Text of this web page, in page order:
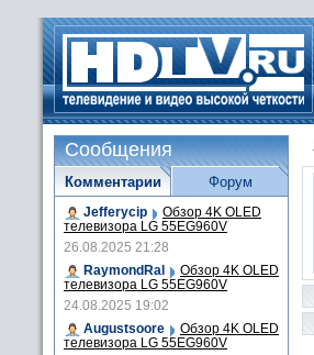
Сообщения
Комментарии
Jefferycip Обзор 4K OLED
телевизора LG 55EG960V
26.08.2025 21:28
RaymondRal
Обзор 4K OLED
телевизора LG 55EG960V
24.08.2025 19:02
Augustsoore
Обзор 4K OLED
телевизора LG 55EG960V
Форум